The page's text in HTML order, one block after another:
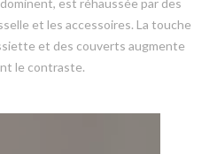
est réhaussée par des
et les accessoires. La touche
et des couverts augmente
le contraste.